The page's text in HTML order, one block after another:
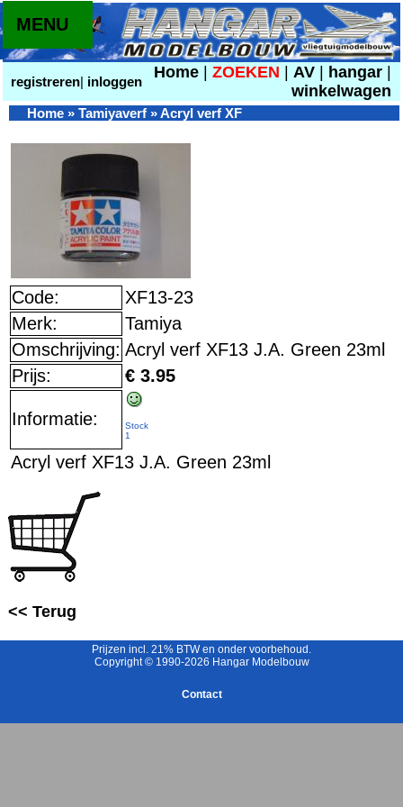
registreren| inloggen
Home ZOEKEN AV hangar
winkelwagen
MENU
Home » Tamiyaverf »Acryl verf XF
Code:
XF13-23
Merk:
Tamiya
Omschrijving: Acryl verf XF13 J.A. Green 23ml
Prijs:
€ 3.95
Informatie:
Stock
1
Acryl verf XF13 J.A. Green 23ml
<< Terug
Prijzen incl. 21% BTW en onder voorbehoud.
Copyright © 1990-2026 Hangar Modelbouw
Contact